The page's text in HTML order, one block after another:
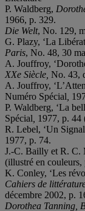
P. Waldberg,
1966, p. 329.
Die Welt, No. 129,
G. Plazy, ‘La
Paris, No. 48, 30
A. Jouffroy,
XXe Siècle, No. 43,
A. Jouffroy,
Numéro Spécial
P. Waldberg, ‘La
Spécial 1977, p. 44
R. Lebel, ‘Un
1977, p. 74.
J.-C. Bailly et R. C.
(illustré en couleurs,
K. Conley, ‘Les
Cahiers de
décembre 2002, p.
Dorothea Tanning,